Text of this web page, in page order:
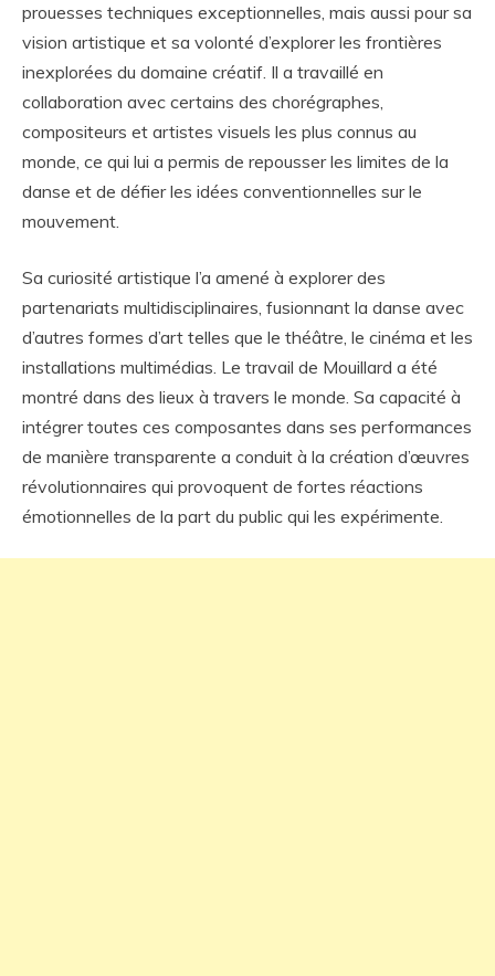
prouesses techniques exceptionnelles, mais aussi pour sa
vision artistique et sa volonté d’explorer les frontières
inexplorées du domaine créatif. Il a travaillé en
collaboration avec certains des chorégraphes,
compositeurs et artistes visuels les plus connus au
monde, ce qui lui a permis de repousser les limites de la
danse et de défier les idées conventionnelles sur le
mouvement.
Sa curiosité artistique l’a amené à explorer des
partenariats multidisciplinaires, fusionnant la danse avec
d’autres formes d’art telles que le théâtre, le cinéma et les
installations multimédias. Le travail de Mouillard a été
montré dans des lieux à travers le monde. Sa capacité à
intégrer toutes ces composantes dans ses performances
de manière transparente a conduit à la création d’œuvres
révolutionnaires qui provoquent de fortes réactions
émotionnelles de la part du public qui les expérimente.